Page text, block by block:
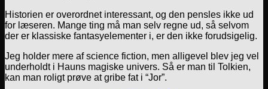
Historien er overordnet interessant, og den pensles ikke ud
for læseren. Mange ting må man selv regne ud, så selvom
der er klassiske fantasyelementer i, er den ikke forudsigelig.
Jeg holder mere af science fiction, men alligevel blev jeg vel
underholdt i Hauns magiske univers. Så er man til Tolkien,
kan man roligt prøve at gribe fat i “Jor”.